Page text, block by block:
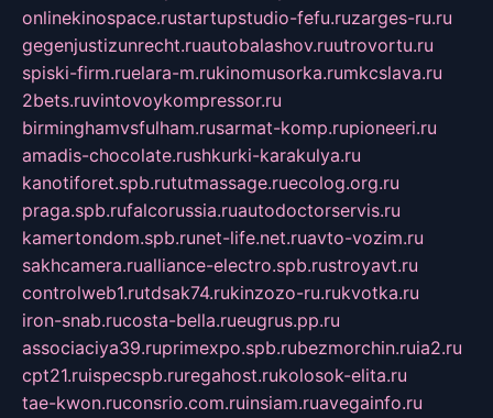
onlinekinospace.rustartupstudio-fefu.ruzarges-ru.ru
gegenjustizunrecht.ruautobalashov.ruutrovortu.ru
spiski-firm.ruelara-m.rukinomusorka.rumkcslava.ru
2bets.ruvintovoykompressor.ru
birminghamvsfulham.rusarmat-komp.rupioneeri.ru
amadis-chocolate.rushkurki-karakulya.ru
kanotiforet.spb.rututmassage.ruecolog.org.ru
praga.spb.rufalcorussia.ruautodoctorservis.ru
kamertondom.spb.runet-life.net.ruavto-vozim.ru
sakhcamera.rualliance-electro.spb.rustroyavt.ru
controlweb1.rutdsak74.rukinzozo-ru.rukvotka.ru
iron-snab.rucosta-bella.rueugrus.pp.ru
associaciya39.ruprimexpo.spb.rubezmorchin.ruia2.ru
cpt21.ruispecspb.ruregahost.rukolosok-elita.ru
tae-kwon.ruconsrio.com.ruinsiam.ruavegainfo.ru